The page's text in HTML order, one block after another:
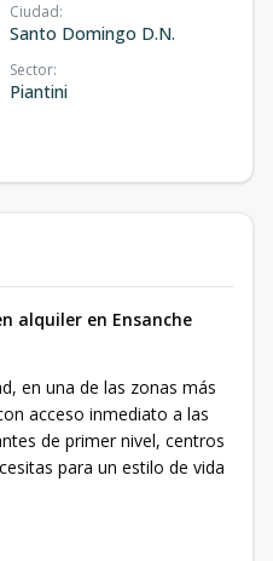
Ciudad:
Santo Domingo D.N.
Sector:
Piantini
alquiler en Ensanche
en una de las zonas más
acceso inmediato a las
de primer nivel, centros
para un estilo de vida